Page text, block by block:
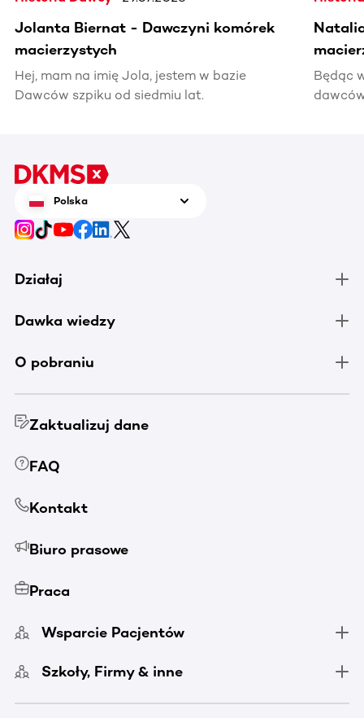
Jolanta Biernat - Dawczyni komórek
macierzystych
Hej, mam na imię Jola, jestem w bazie
Dawców szpiku od siedmiu lat.
Będąc
Polska
Działaj
Dawka wiedzy
O pobraniu
Zaktualizuj dane
FAQ
Kontakt
Biuro prasowe
Praca
Wsparcie Pacjentów
Szkoły, Firmy & inne